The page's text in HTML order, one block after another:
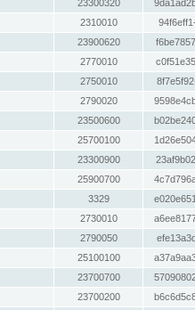
23300320
2310010
23900620
2770010
2750010
2790020
23500600
25700100
23300900
25900700
3329
2730010
2790050
25100100
23700700
23700200